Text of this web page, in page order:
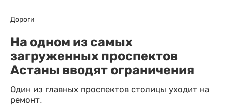
Дороги
На одном из самых
загруженных проспектов
Астаны вводят ограничения
Один из главных проспектов столицы уходит на
ремонт.